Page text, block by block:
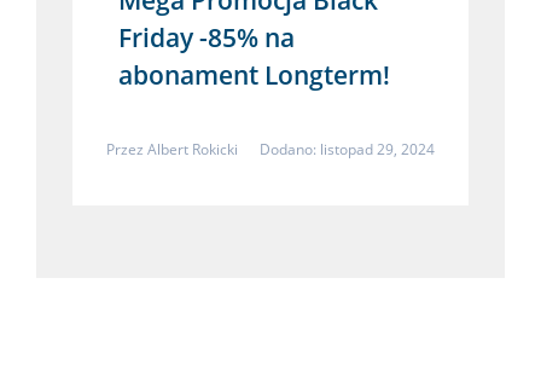
Friday -85% na
abonament Longterm!
Przez Albert Rokicki Dodano: listopad 29, 2024